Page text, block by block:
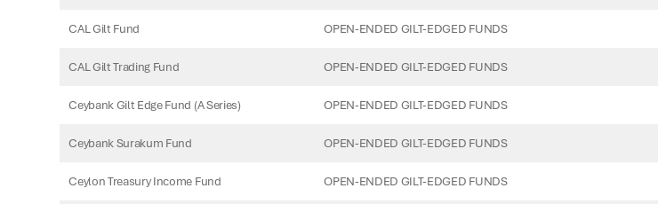
CAL Gilt Fund OPEN-ENDED GILT-EDGED FUNDS
CAL Gilt Trading Fund OPEN-ENDED GILT-EDGED FUNDS
Ceybank Gilt Edge Fund (A Series) OPEN-ENDED GILT-EDGED FUNDS
Ceybank Surakum Fund OPEN-ENDED GILT-EDGED FUNDS
Ceylon Treasury Income Fund OPEN-ENDED GILT-EDGED FUNDS